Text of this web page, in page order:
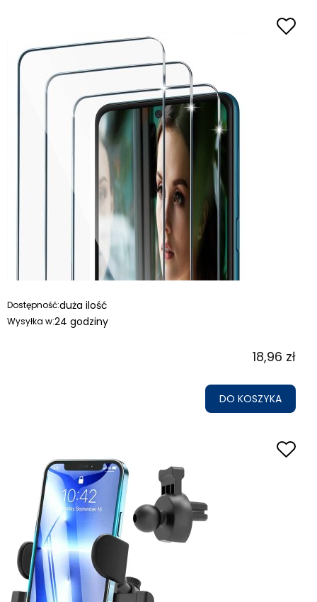
Dostępność:duża ilość
Wysyłka w:24 godziny
18,96 zł
DO KOSZYKA